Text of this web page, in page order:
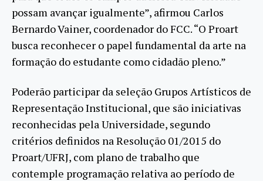
possam avançar igualmente”, afirmou Carlos
Bernardo Vainer, coordenador do FCC. “O Proart
busca reconhecer o papel fundamental da arte na
formação do estudante como cidadão pleno.”
Poderão participar da seleção Grupos Artísticos de
Representação Institucional, que são iniciativas
reconhecidas pela Universidade, segundo
critérios definidos na Resolução 01/2015 do
Proart/UFRJ, com plano de trabalho que
contemple programação relativa ao período de